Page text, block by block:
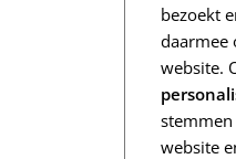
bezoekt
daarmee
website.
website